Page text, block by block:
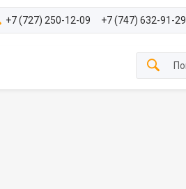
+7 (727) 250-12-09 +7 (747) 632-91-29